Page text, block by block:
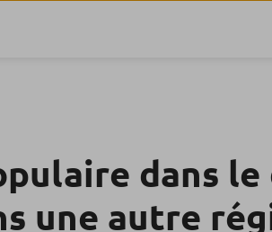
dans
une autre